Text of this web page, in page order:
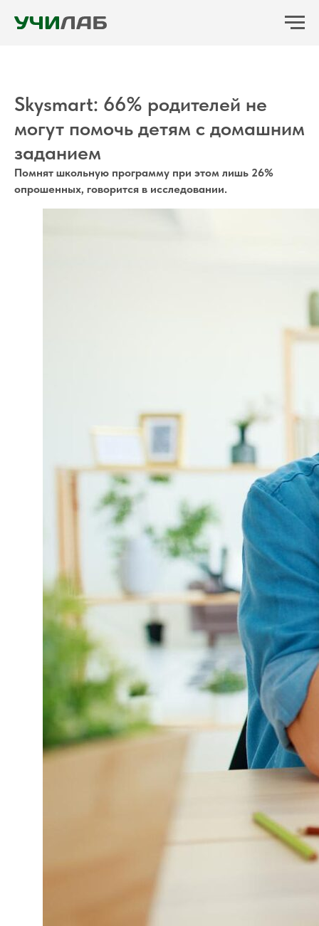
Skysmart: 66% родителей не
могут помочь детям с домашним
заданием
Помнят школьную программу при этом лишь 26%
опрошенных, говорится в исследовании.